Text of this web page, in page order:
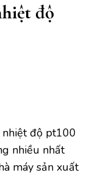
độ
nhiệt độ pt100
nhiều nhất
máy sản xuất